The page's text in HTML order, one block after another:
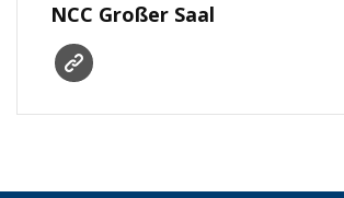
NCC Großer Saal